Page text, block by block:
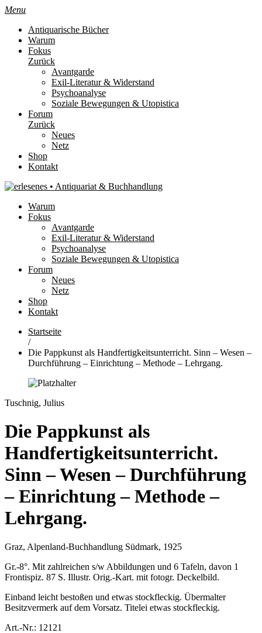
Menu
Antiquarische Bücher
Warum
Fokus
Zurück
Avantgarde
Exil-Literatur & Widerstand
Psychoanalyse
Soziale Bewegungen & Utopistica
Forum
Zurück
Neues
Netz
Shop
Kontakt
Warum
Fokus
Avantgarde
Exil-Literatur & Widerstand
Psychoanalyse
Soziale Bewegungen & Utopistica
Forum
Neues
Netz
Shop
Kontakt
Startseite
/
Die Pappkunst als Handfertigkeitsunterricht. Sinn – Wesen –
Durchführung – Einrichtung – Methode – Lehrgang.
Tuschnig, Julius
Die Pappkunst als
Handfertigkeitsunterricht.
Sinn – Wesen – Durchführung
– Einrichtung – Methode –
Lehrgang.
Graz, Alpenland-Buchhandlung Südmark, 1925
Gr.-8°. Mit zahlreichen s/w Abbildungen und 6 Tafeln, davon 1
Frontispiz. 87 S. Illustr. Orig.-Kart. mit fotogr. Deckelbild.
Einband leicht bestoßen und etwas stockfleckig. Übermalter
Besitzvermerk auf dem Vorsatz. Titelei etwas stockfleckig.
Art.-Nr.: 12121